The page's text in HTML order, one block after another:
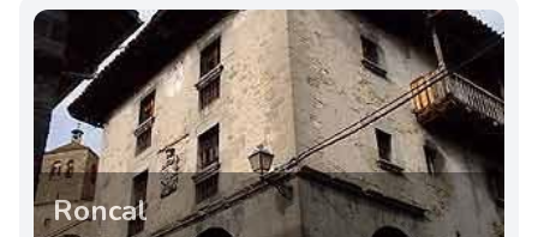
Roncal